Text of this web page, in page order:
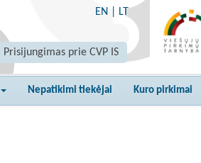
EN LT
Prisijungimas prie CVP IS
Nepatikimi tiekėjai Kuro pirkimai